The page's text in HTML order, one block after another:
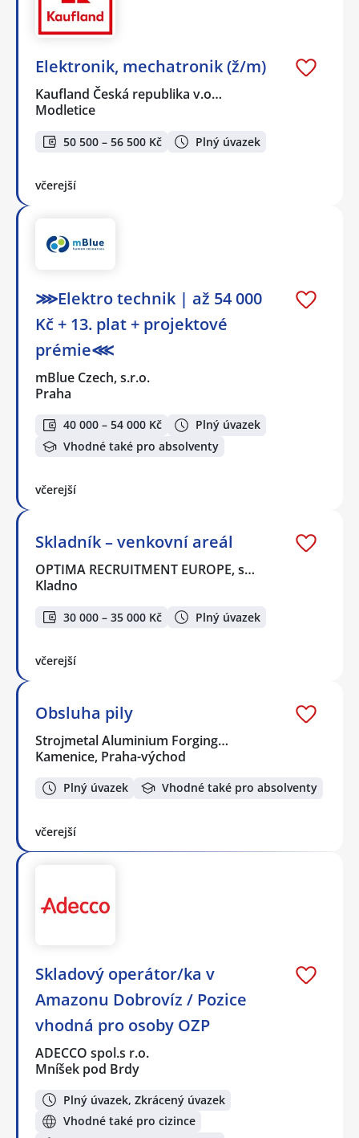
Elektronik, mechatronik (ž/m)
Kaufland Česká republika v.o…
Modletice
50 500 – 56 500 Kč Plný úvazek
včerejší
⋙Elektro technik | až 54 000
Kč + 13. plat + projektové
prémie⋘
mBlue Czech, s.r.o.
Praha
40 000 – 54 000 Kč
Plný úvazek
Vhodné také pro absolventy
včerejší
Skladník – venkovní areál
OPTIMA RECRUITMENT EUROPE, s…
Kladno
30 000 – 35 000 Kč Plný úvazek
včerejší
Obsluha pily
Strojmetal Aluminium Forging…
Kamenice, Praha-východ
Plný úvazek Vhodné také pro absolventy
včerejší
Skladový operátor/ka v
Amazonu Dobrovíz / Pozice
vhodná pro osoby OZP
ADECCO spol.s r.o.
Mníšek pod Brdy
Plný úvazek, Zkrácený úvazek
Vhodné také pro cizince